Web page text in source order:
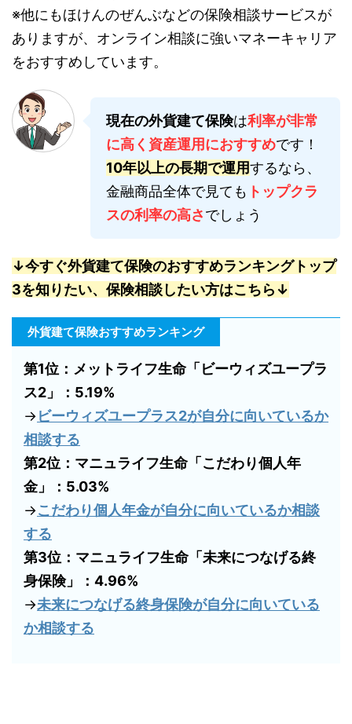
※他にもほけんのぜんぶなどの保険相談サービスが
ありますが、オンライン相談に強いマネーキャリア
をおすすめしています。
現在の外貨建て保険は利率が非常
に高く資産運用におすすめです！
10年以上の長期で運用するなら、
金融商品全体で見ても トップクラ
スの利率の高さでしょう
↓今すぐ外貨建て保険のおすすめランキングトップ
3を知りたい、保険相談したい方はこちら↓
外貨建て保険おすすめランキング
第1位：メットライフ生命「ビーウィズユープラ
ス2」：5.19%
→ビーウィズユープラス2が自分に向いているか
相談する
第2位：マニュライフ生命「こだわり個人年
金」：5.03%
→こだわり個人年金が自分に向いているか相談
する
第3位：マニュライフ生命「未来につなげる終
身保険」：4.96%
→未来につなげる終身保険が自分に向いている
か相談する